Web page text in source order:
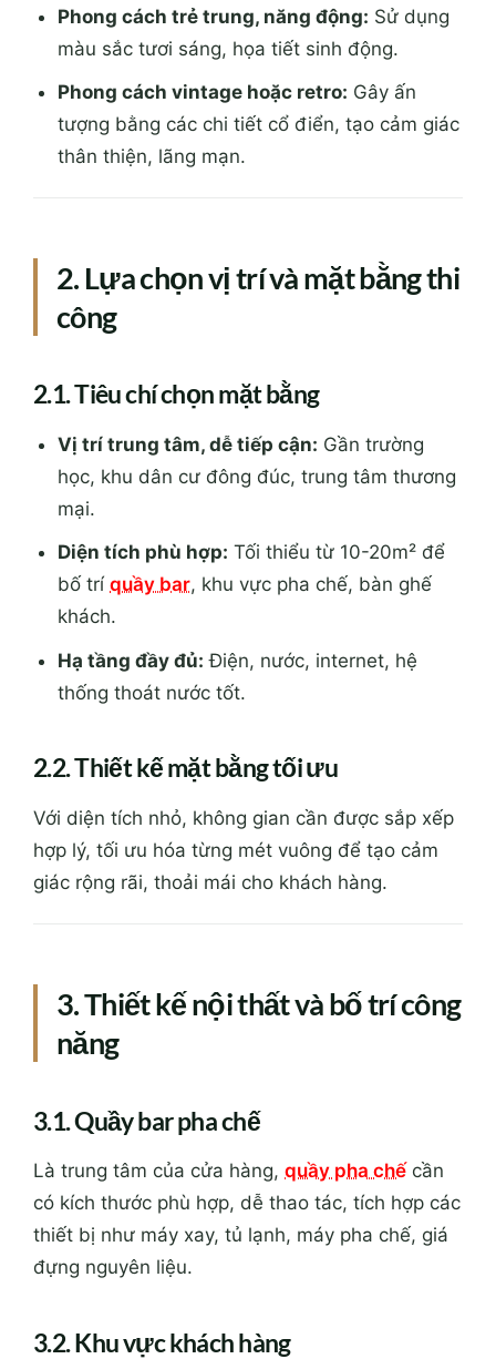
Phong cách trẻ trung, năng động: Sử dụng
màu sắc tươi sáng, họa tiết sinh động.
Phong cách vintage hoặc retro: Gây ấn
tượng bằng các chi tiết cổ điển, tạo cảm giác
thân thiện, lãng mạn.
2. Lựa chọn vị trí và mặt bằng thi
công
2.1. Tiêu chí chọn mặt bằng
Vị trí trung tâm, dễ tiếp cận: Gần trường
học, khu dân cư đông đúc, trung tâm thương
mại.
Diện tích phù hợp: Tối thiểu từ 10-20m² để
bố tríquầy bar, khu vực pha chế, bàn ghế
khách.
Hạ tầng đầy đủ: Điện, nước, internet, hệ
thống thoát nước tốt.
2.2. Thiết kế mặt bằng tối ưu
Với diện tích nhỏ, không gian cần được sắp xếp
hợp lý, tối ưu hóa từng mét vuông để tạo cảm
giác rộng rãi, thoải mái cho khách hàng.
3. Thiết kế nội thất và bố trí công
năng
3.1. Quầy bar pha chế
Là trung tâm của cửa hàng, quầy pha chế cần
có kích thước phù hợp, dễ thao tác, tích hợp các
thiết bị như máy xay, tủ lạnh, máy pha chế, giá
đựng nguyên liệu.
3.2. Khu vực khách hàng